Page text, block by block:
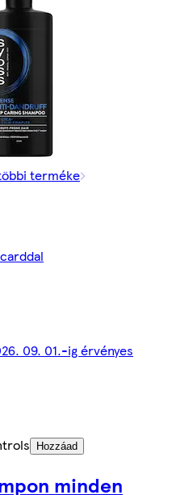
terméke
09. 01.-ig érvényes
Hozzáad
minden